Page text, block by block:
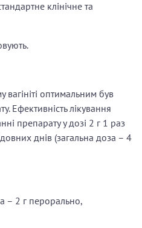
клінічне та
оптимальним був
Ефективність лікування
препарату у дозі 2 г 1 раз
днів (загальна доза – 4
– 2 г перорально,